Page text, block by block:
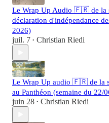
Le Wrap Up Audio 🇫🇷 de la
déclaration d'indépendance
2026)
juil. 7 • Christian Riedi
Le Wrap Up audio 🇫🇷 de la
au Panthéon (semaine du 22/
juin 28 • Christian Riedi